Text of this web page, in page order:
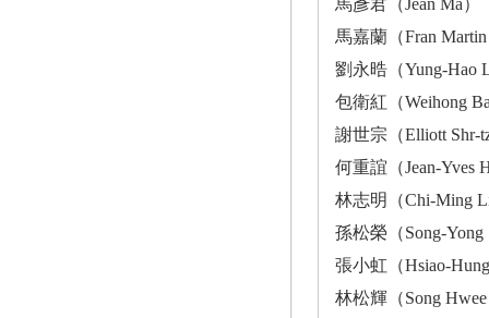
馬彥君（Jean Ma
馬嘉蘭（Fran
劉永晧（Yung-
包衛紅（Weihong
謝世宗（Elliott
何重誼（Jean-
林志明（Chi-Ming
孫松榮（Song-
張小虹（Hsiao-
林松輝（Song